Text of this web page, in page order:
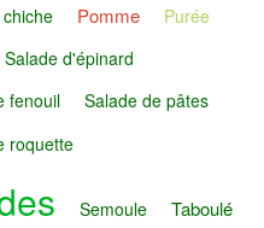
chiche Pomme Purée
Salade d'épinard
fenouil Salade de pâtes
roquette
Semoule Taboulé